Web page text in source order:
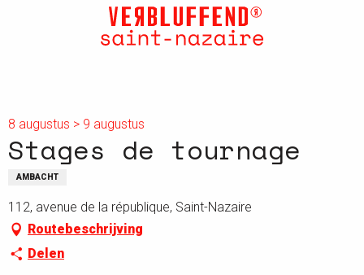
8 augustus > 9 augustus
Stages de tournage
AMBACHT
112, avenue de la république, Saint-Nazaire
Routebeschrijving
Delen